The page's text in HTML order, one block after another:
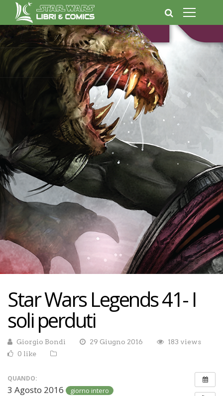
Star Wars Legends 41- I
soli perduti
Giorgio Bondì 29 Giugno 2016
183 views
0 like
QUANDO:
3 Agosto 2016 giorno intero